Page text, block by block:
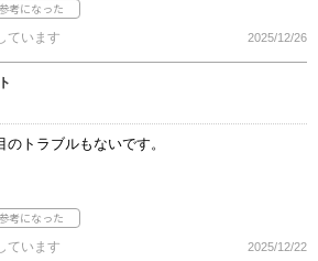
ています 2025/12/26
トラブルもないです。
ています 2025/12/22